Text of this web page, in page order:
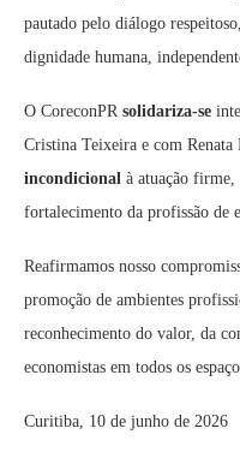
pautado pelo diálogo
dignidade humana,
O CoreconPR solidariza-se
Cristina Teixeira e com Renata
incondicional à atuação
fortalecimento da profissão de
Reafirmamos nosso
promoção de ambientes
reconhecimento do valor, da
economistas em todos os
Curitiba, 10 de junho de 2026